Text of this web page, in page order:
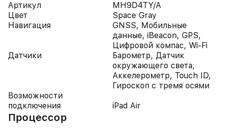
Артикул
MH9D4TY/A
Цвет
Space Gray
Навигация
GNSS, Мобильные
данные, iBeacon, GPS,
Цифровой компас, Wi-Fi
Датчики
Барометр, Датчик
окружающего света,
Аккелерометр, Touch ID,
Гироскоп с тремя осями
Возможности
подключения
iPad Air
Процессор